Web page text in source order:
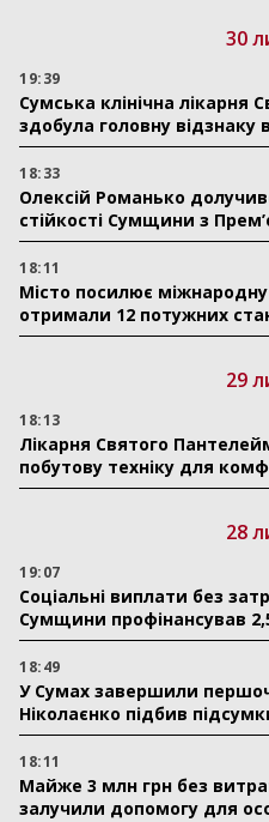
30
19:39
Сумська клінічна лікарня
здобула головну відзнаку
18:33
Олексій Романько
стійкості Сумщини з
18:11
Місто посилює
отримали 12 потужних
29
18:13
Лікарня Святого
побутову техніку для
28
19:07
Соціальні виплати без
Сумщини профінансував
18:49
У Сумах завершили
Ніколаєнко підбив
18:11
Майже 3 млн грн без
залучили допомогу для